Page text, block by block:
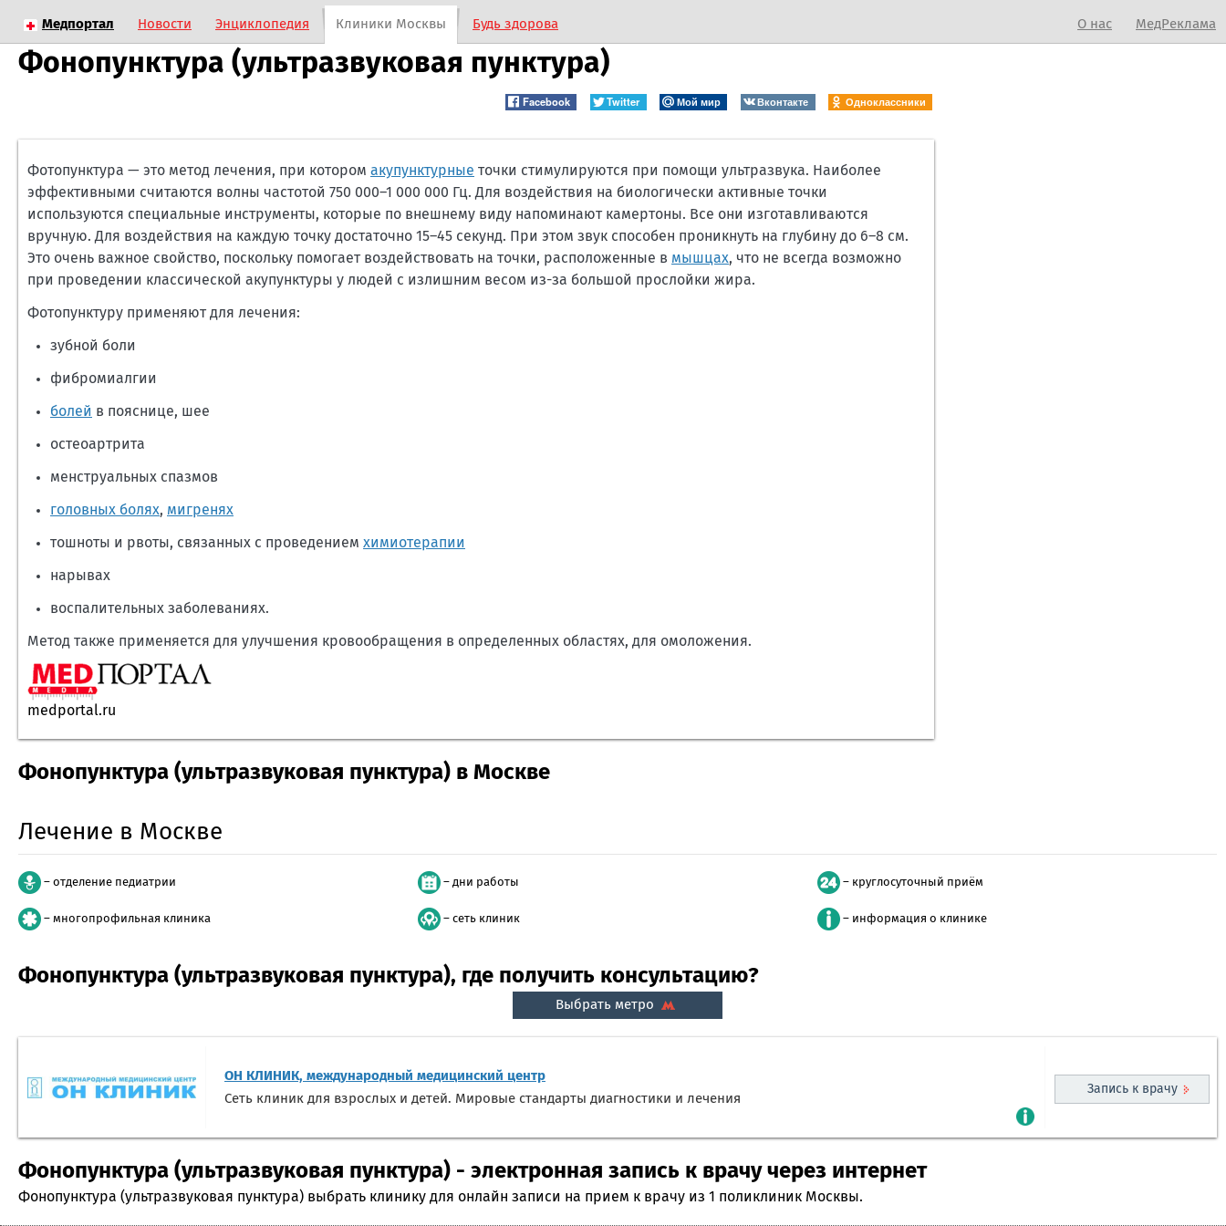
О нас МедРеклама
Медпортал Новости Энциклопедия Клиники Москвы Будь здорова
Фонопунктура (ультразвуковая пунктура)
Facebook Twitter Мой мир Вконтакте Одноклассники
Фотопунктура — это метод лечения, при котором акупунктурные точки стимулируются при помощи ультразвука. Наиболее
эффективными считаются волны частотой 750 000–1 000 000 Гц. Для воздействия на биологически активные точки
используются специальные инструменты, которые по внешнему виду напоминают камертоны. Все они изготавливаются
вручную. Для воздействия на каждую точку достаточно 15–45 секунд. При этом звук способен проникнуть на глубину до 6–8 см.
Это очень важное свойство, поскольку помогает воздействовать на точки, расположенные в мышцах, что не всегда возможно
при проведении классической акупунктуры у людей с излишним весом из-за большой прослойки жира.
Фотопунктуру применяют для лечения:
зубной боли
фибромиалгии
болей в пояснице, шее
остеоартрита
менструальных спазмов
головных болях, мигренях
тошноты и рвоты, связанных с проведением химиотерапии
нарывах
воспалительных заболеваниях.
Метод также применяется для улучшения кровообращения в определенных областях, для омоложения.
medportal.ru
Фонопунктура (ультразвуковая пунктура) в Москве
Лечение в Москве
– отделение педиатрии – дни работы – круглосуточный приём
– многопрофильная клиника – сеть клиник – информация о клинике
Фонопунктура (ультразвуковая пунктура), где получить консультацию?
Выбрать метро
ОН КЛИНИК, международный медицинский центр
Сеть клиник для взрослых и детей. Мировые стандарты диагностики и лечения
Запись к врачу
Фонопунктура (ультразвуковая пунктура) - электронная запись к врачу через интернет
Фонопунктура (ультразвуковая пунктура) выбрать клинику для онлайн записи на прием к врачу из 1 поликлиник Москвы.